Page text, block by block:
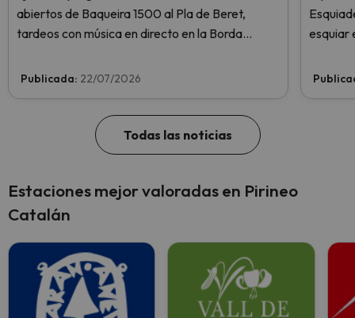
abiertos de Baqueira 1500 al Pla de Beret,
tardeos con música en directo en la Borda
coincidirá con el máximo de las Perseidas y con
Publicada: 22/07/2026
esquiar
Todas las noticias
Estaciones mejor valoradas en Pirineo
Catalán